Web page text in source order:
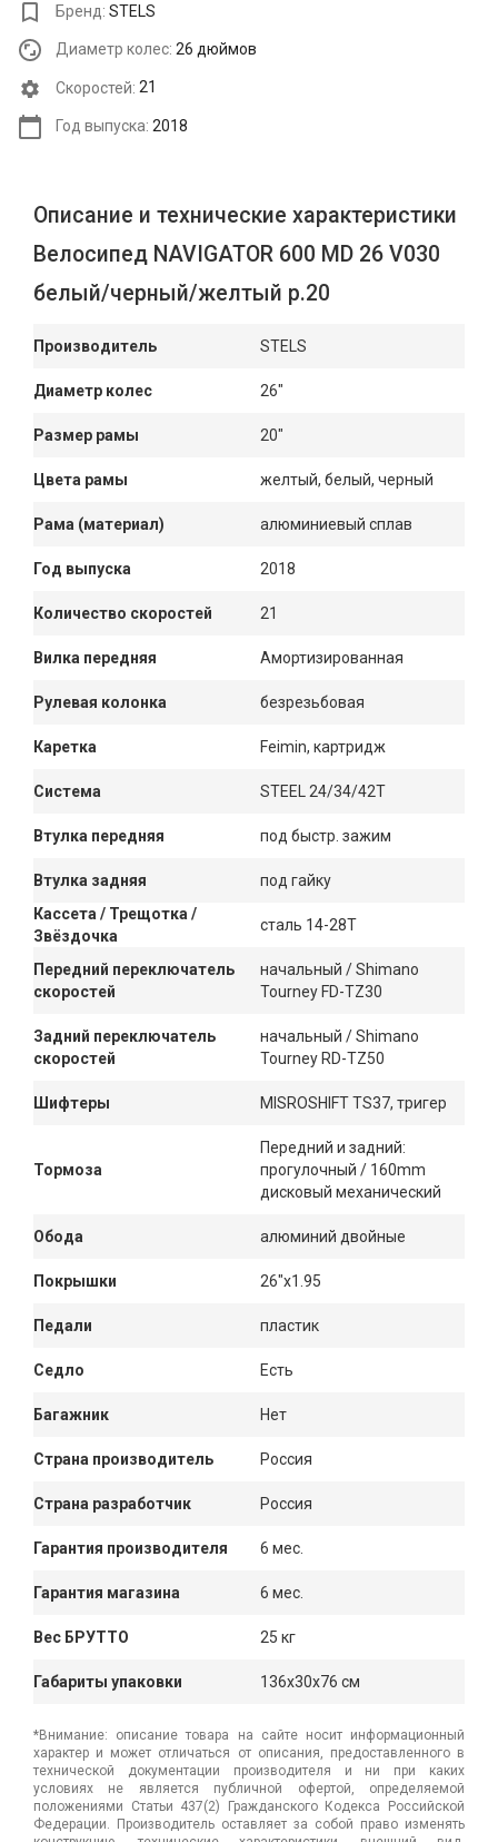
Бренд: STELS
Диаметр колес: 26 дюймов
Cкоростей: 21
Год выпуска: 2018
Описание и технические характеристики
Велосипед NAVIGATOR 600 MD 26 V030
белый/черный/желтый р.20
Производитель STELS
Диаметр колес 26"
Размер рамы 20"
Цвета рамы желтый, белый, черный
Рама (материал) алюминиевый сплав
Год выпуска 2018
Количество скоростей 21
Вилка передняя Амортизированная
Рулевая колонка безрезьбовая
Каретка Feimin, картридж
Система STEEL 24/34/42Т
Втулка передняя под быстр. зажим
Втулка задняя
под гайку
Кассета / Трещотка /
Звёздочка
сталь 14-28T
Передний переключатель
скоростей
начальный / Shimano
Tourney FD-TZ30
Задний переключатель
скоростей
начальный / Shimano
Tourney RD-TZ50
Шифтеры MISROSHIFT TS37, тригер
Тормоза
Передний и задний:
прогулочный / 160mm
дисковый механический
Обода алюминий двойные
Покрышки 26"х1.95
Педали пластик
Седло Есть
Багажник Нет
Страна производитель Россия
Страна разработчик Россия
Гарантия производителя 6 мес.
Гарантия магазина 6 мес.
Вес БРУТТО 25 кг
Габариты упаковки 136x30x76 см
*Внимание: описание товара на сайте носит информационный
характер и может отличаться от описания, предоставленного в
технической документации производителя и ни при каких
условиях не является публичной офертой, определяемой
положениями Статьи 437(2) Гражданского Кодекса Российской
Федерации. Производитель оставляет за собой право изменять